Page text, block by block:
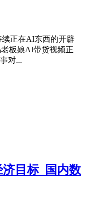
续正在AI东西的开辟
板娘AI带货视频正
对...
目标_国内数